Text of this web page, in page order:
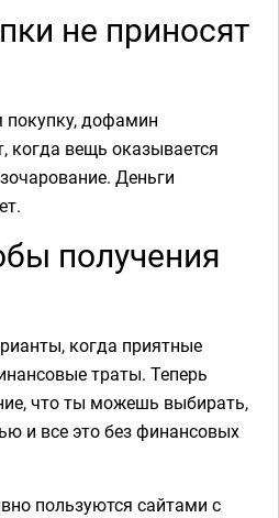
не приносят
дофамин
когда вещь оказывается
Деньги
получения
когда приятные
траты. Теперь
что ты можешь выбирать,
и все это без финансовых
пользуются сайтами с